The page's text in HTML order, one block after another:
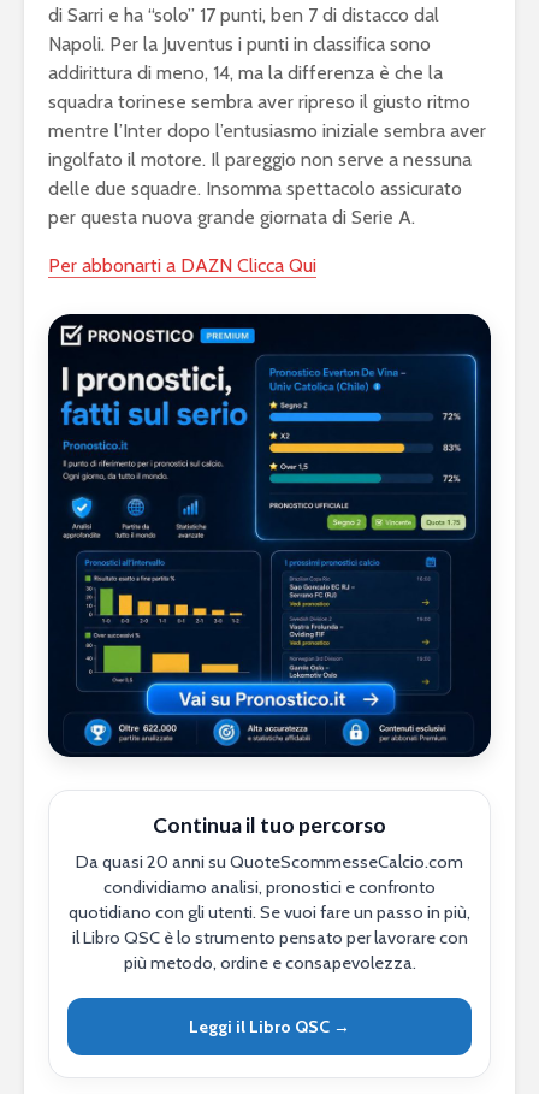
di Sarri e ha “solo” 17 punti, ben 7 di distacco dal
Napoli. Per la Juventus i punti in classifica sono
addirittura di meno, 14, ma la differenza è che la
squadra torinese sembra aver ripreso il giusto ritmo
mentre l’Inter dopo l’entusiasmo iniziale sembra aver
ingolfato il motore. Il pareggio non serve a nessuna
delle due squadre. Insomma spettacolo assicurato
per questa nuova grande giornata di Serie A.
Per abbonarti a DAZN Clicca Qui
Continua il tuo percorso
Da quasi 20 anni su QuoteScommesseCalcio.com
condividiamo analisi, pronostici e confronto
quotidiano con gli utenti. Se vuoi fare un passo in più,
il Libro QSC è lo strumento pensato per lavorare con
più metodo, ordine e consapevolezza.
Leggi il Libro QSC →